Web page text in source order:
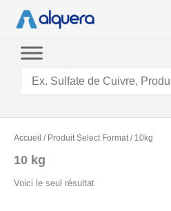
Accueil / Produit Select Format / 10kg
10 kg
Voici le seul résultat